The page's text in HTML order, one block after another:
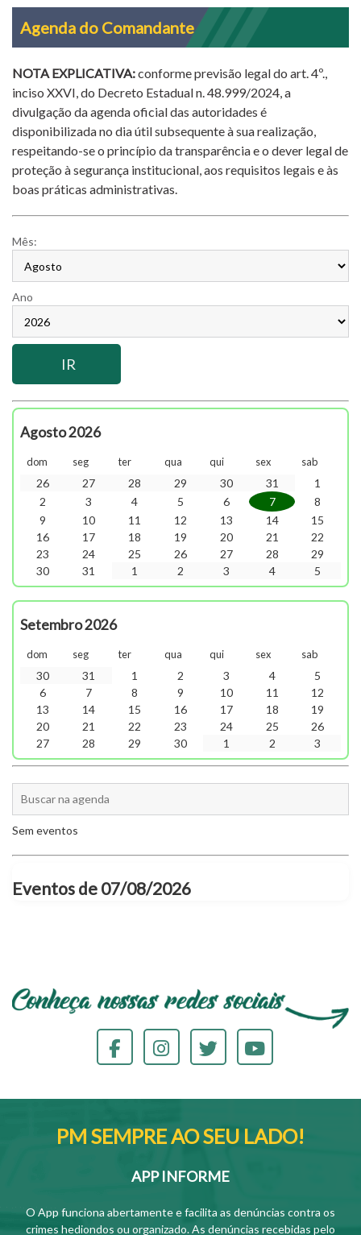
Agenda do Comandante
NOTA EXPLICATIVA:conforme previsão legal do art. 4º.,
inciso XXVI, do Decreto Estadual n. 48.999/2024, a
divulgação da agenda oficial das autoridades é
disponibilizada no dia útil subsequente à sua realização,
respeitando-se o princípio da transparência e o dever legal de
proteção à segurança institucional, aos requisitos legais e às
boas práticas administrativas.
Mês:
Ano
Agosto 2026
dom seg ter qua qui sex sab
26 27 28 29 30 31
1
2
3 4 5 6 7
8
9
10 11 12 13 14
15
16
17 18 19 20 21
22
23
24 25 26 27 28
29
30
31 1 2 3 4 5
Setembro 2026
dom seg ter qua qui sex sab
30 31 1 2 3 4
5
6
7 8 9 10 11
12
13
14 15 16 17 18
19
20
21 22 23 24 25
26
27
28 29 30 1 2 3
Sem eventos
Eventos de 07/08/2026
PM SEMPRE AO SEU LADO!
APP INFORME
O App funciona abertamente e facilita as denúncias contra os
crimes hediondos ou organizado. As denúncias recebidas pelo